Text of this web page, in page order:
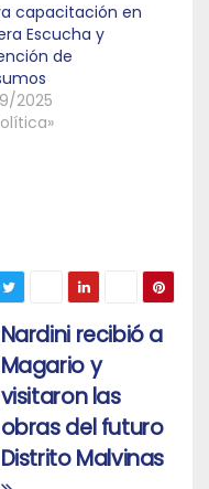
capacitación en
Escucha y
de
2025
Nardini recibió a
Magario y
visitaron las
obras del futuro
Distrito Malvinas